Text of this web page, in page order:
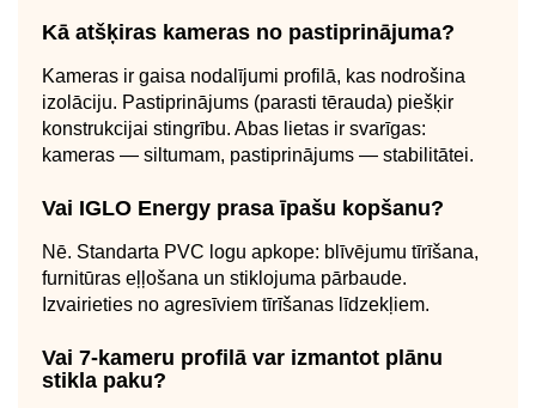
Kā atšķiras kameras no pastiprinājuma?
Kameras ir gaisa nodalījumi profilā, kas nodrošina
izolāciju. Pastiprinājums (parasti tērauda) piešķir
konstrukcijai stingrību. Abas lietas ir svarīgas:
kameras — siltumam, pastiprinājums — stabilitātei.
Vai IGLO Energy prasa īpašu kopšanu?
Nē. Standarta PVC logu apkope: blīvējumu tīrīšana,
furnitūras eļļošana un stiklojuma pārbaude.
Izvairieties no agresīviem tīrīšanas līdzekļiem.
Vai 7-kameru profilā var izmantot plānu
stikla paku?